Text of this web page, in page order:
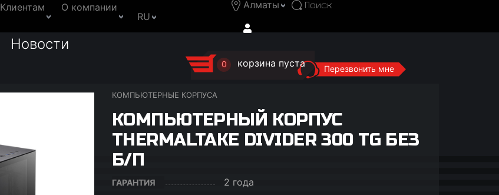
Клиентам
О компании
RU
Алматы
0 корзина пуста Перезвонить мне
Новости
КОМПЬЮТЕРНЫЕ КОРПУСА
КОМПЬЮТЕРНЫЙ КОРПУС
THERMALTAKE DIVIDER 300 TG БЕЗ
Б/П
ГАРАНТИЯ 2 года